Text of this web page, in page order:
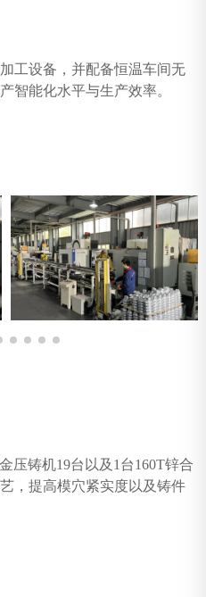
工设备，并配备恒温车间无
智能化水平与生产效率。
压铸机19台以及1台160T锌合
，提高模穴紧实度以及铸件